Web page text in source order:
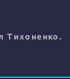
Тихоненко.